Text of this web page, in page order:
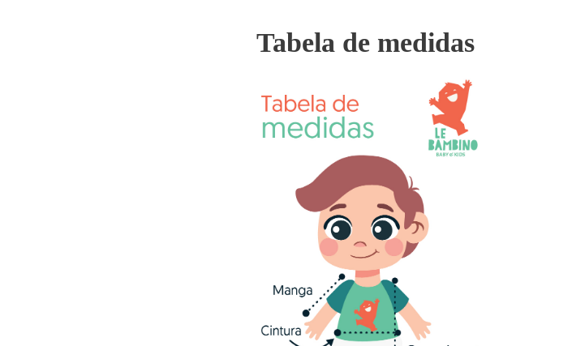
Tabela de medidas